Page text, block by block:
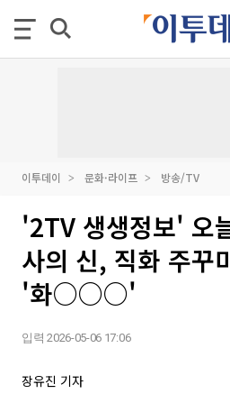
이투데이 문화·라이프 방송/TV
'2TV 생생정보' 오
사의 신, 직화 주꾸
'화○○○'
입력 2026-05-06 17:06
장유진 기자